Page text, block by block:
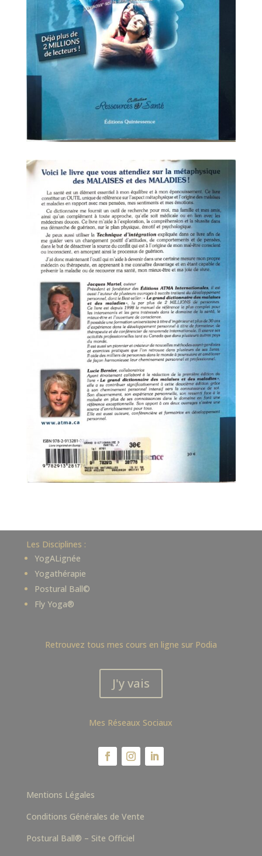
Les Disciplines :
YogALignée
Yogathérapie
Postural Ball©
Fly Yoga®
Retrouvez tous mes cours en ligne sur Podia
J'y vais
Mes Réseaux Sociaux
Mentions Légales
Conditions Générales de Vente
Postural Ball® – Site Officiel